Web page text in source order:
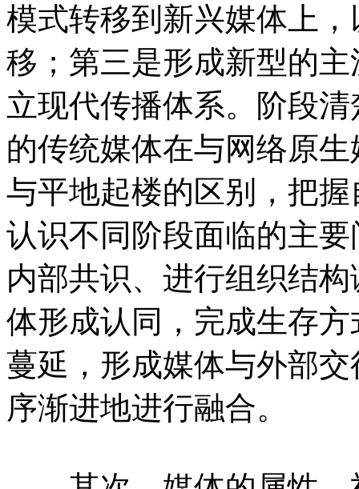
模式转移到新兴媒体上
移；第三是形成新型的
立现代传播体系。阶段
的传统媒体在与网络原
与平地起楼的区别，把
认识不同阶段面临的主
内部共识、进行组织结
体形成认同，完成生存
蔓延，形成媒体与外部
序渐进地进行融合。